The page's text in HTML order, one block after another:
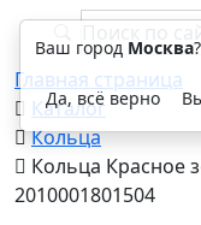
Главная страница
Каталог
Кольца
Кольца Красное
2010001801504
Ваш город Москва?
Да, всё верно